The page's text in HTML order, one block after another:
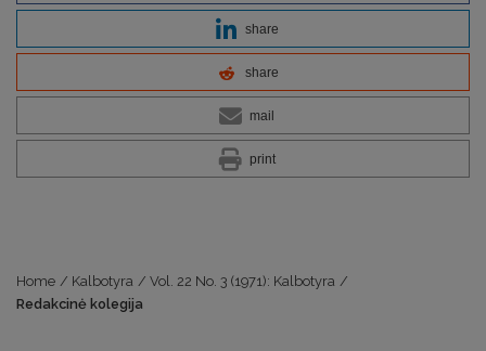
share
share
mail
print
Home / Kalbotyra / Vol. 22 No. 3 (1971): Kalbotyra /
Redakcinė kolegija